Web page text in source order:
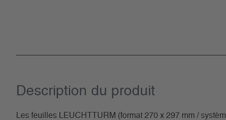
Description du­ produit
Les feuilles LEUCHTTURM (format 270 x 297 mm /